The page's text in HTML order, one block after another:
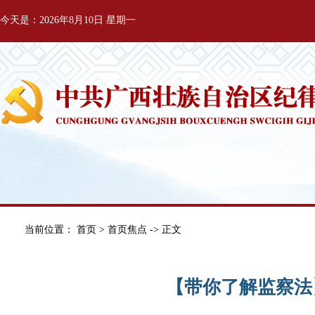
今天是：2026年8月10日 星期一
当前位置： 首页 > 首页焦点 -> 正文
【带你了解监察